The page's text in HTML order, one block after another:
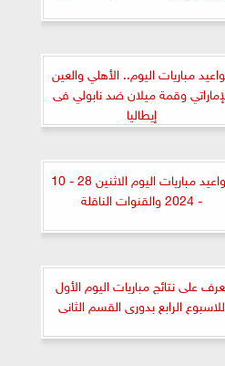
مباريات اليوم.. الأهلي والعين
وقمة ميلان ضد نابولي فى
إيطاليا
مواعيد مباريات اليوم الاثنين 28 - 10
- 2024 والقنوات الناقلة
على نتائج مباريات اليوم الأول
للاسبوع الرابع بدورى القسم الثانى